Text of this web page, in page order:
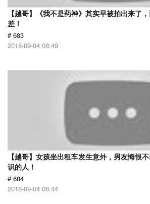
【越哥】《我不是药神》其实早被拍出来了
差！
# 683
2018-09-04 08:49
【越哥】女孩坐出租车发生意外，男友悔恨
识的人！
# 684
2018-09-04 08:44